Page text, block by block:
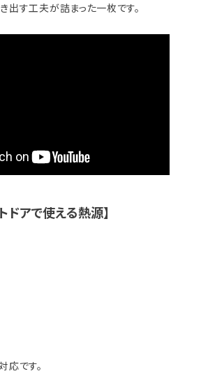
出す工夫が詰まった一枚です。
ドアで使える熱源】
です。